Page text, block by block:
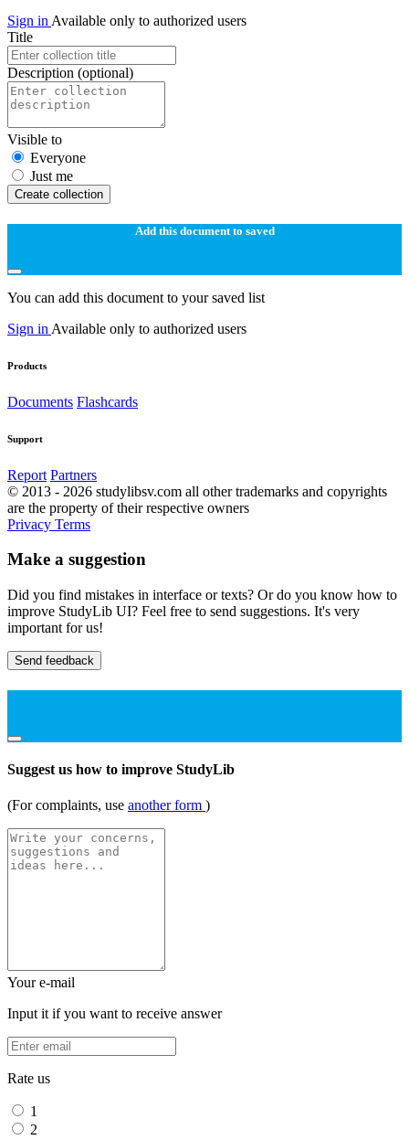
Sign in Available only to authorized users
Title
Description (optional)
Visible to
Everyone
Just me
Create collection
Add this document to saved
You can add this document to your saved list
Sign in Available only to authorized users
Products
Documents Flashcards
Support
Report Partners
© 2013 - 2026 studylibsv.com all other trademarks and copyrights
are the property of their respective owners
Privacy Terms
Make a suggestion
Did you find mistakes in interface or texts? Or do you know how to
improve StudyLib UI? Feel free to send suggestions. It's very
important for us!
Send feedback
Suggest us how to improve StudyLib
(For complaints, use another form )
Your e-mail
Input it if you want to receive answer
Rate us
1
2